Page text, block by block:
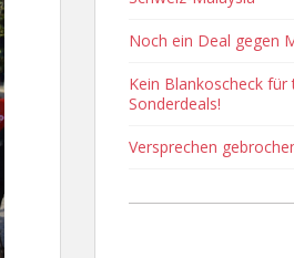
Noch ein Deal gegen
Kein Blankoscheck
Sonderdeals!
Versprechen